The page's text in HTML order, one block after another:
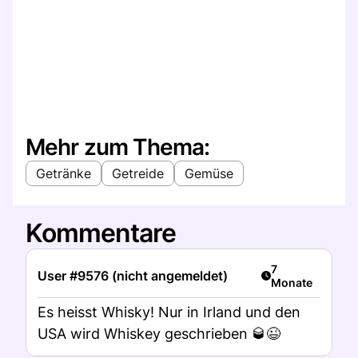
Mehr zum Thema:
Getränke Getreide Gemüse
Kommentare
User #9576 (nicht angemeldet) Artikel
7
Monate
Es heisst Whisky! Nur in Irland und den
USA wird Whiskey geschrieben 🥃😉